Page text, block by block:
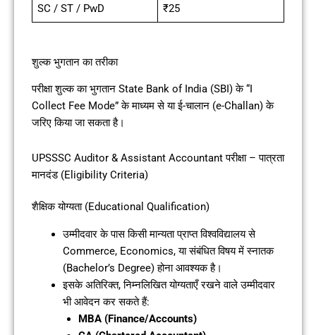
SC / ST / PwD ₹25
शुल्क भुगतान का तरीका
परीक्षा शुल्क का भुगतान State Bank of India (SBI) के “I
Collect Fee Mode” के माध्यम से या ई-चालान (e-Challan) के
जरिए किया जा सकता है।
UPSSSC Auditor & Assistant Accountant परीक्षा – पात्रता
मानदंड (Eligibility Criteria)
शैक्षिक योग्यता (Educational Qualification)
उम्मीदवार के पास किसी मान्यता प्राप्त विश्वविद्यालय से
Commerce, Economics, या संबंधित विषय में स्नातक
(Bachelor’s Degree) होना आवश्यक है।
इसके अतिरिक्त, निम्नलिखित योग्यताएँ रखने वाले उम्मीदवार
भी आवेदन कर सकते हैं:
MBA (Finance/Accounts)